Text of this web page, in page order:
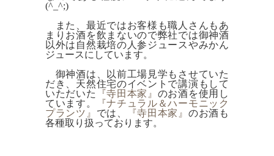
(^_^;)
また、最近ではお客様も職人さんもあ
まりお酒を飲まないので弊社では御神酒
以外は自然栽培の人参ジュースやみかん
ジュースにしています。
御神酒は、以前工場見学もさせていた
だき、天然住宅のイベントで講演もして
いただいた
『寺田本家』 のお酒を使用し
ています。
『ナチュラル＆ハーモニック
プランツ』 では、 『寺田本家』 のお酒も
各種取り扱っております。